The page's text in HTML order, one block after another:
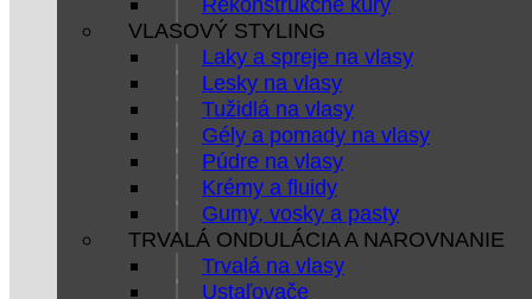
VLASOVÝ STYLING
Laky a spreje na vlasy
Lesky na vlasy
Tužidlá na vlasy
Gély a pomady na vlasy
Púdre na vlasy
Krémy a fluidy
Gumy, vosky a pasty
TRVALÁ ONDULÁCIA A NAROVNANIE
Trvalá na vlasy
Ustaľovače